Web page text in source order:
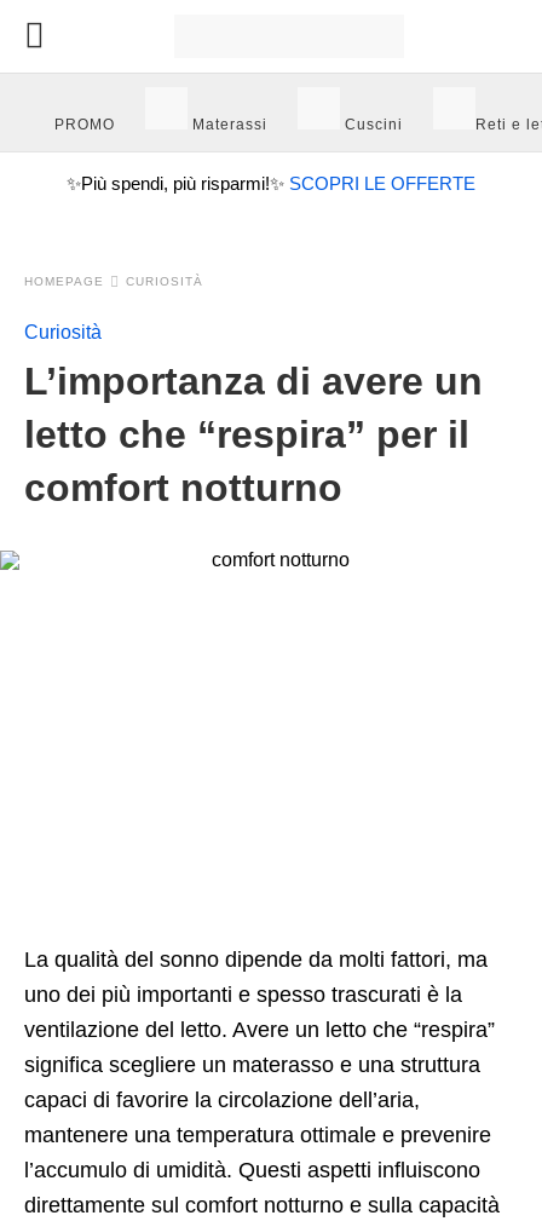
PROMO Materassi Cuscini Reti e
✨Più spendi, più risparmi!✨ SCOPRI LE OFFERTE
HOMEPAGE CURIOSITÀ
Curiosità
L’importanza di avere un
letto che “respira” per il
comfort notturno
La qualità del sonno dipende da molti fattori, ma
uno dei più importanti e spesso trascurati è la
ventilazione del letto. Avere un letto che “respira”
significa scegliere un materasso e una struttura
capaci di favorire la circolazione dell’aria,
mantenere una temperatura ottimale e prevenire
l’accumulo di umidità. Questi aspetti influiscono
direttamente sul comfort notturno e sulla capacità